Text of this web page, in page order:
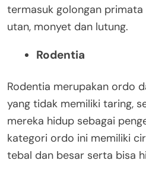
termasuk golongan primata
utan, monyet dan lutung.
Rodentia
Rodentia merupakan ordo
yang tidak memiliki taring,
mereka hidup sebagai
kategori ordo ini memiliki
tebal dan besar serta bisa